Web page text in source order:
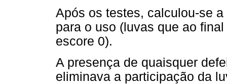
Após os testes, calculou-se
para o uso (luvas que ao
escore 0).
A presença de quaisquer
eliminava a participação da